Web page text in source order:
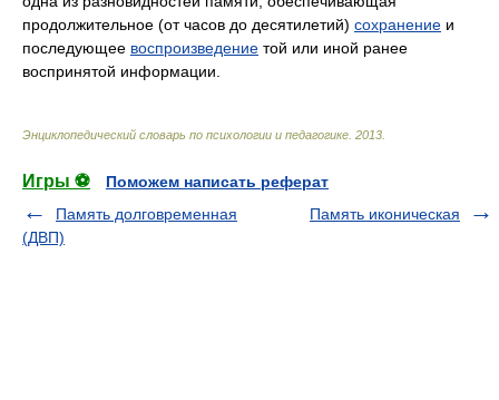
продолжительное (от часов до десятилетий) сохранение и
последующее воспроизведение той или иной ранее
воспринятой информации.
Энциклопедический словарь по психологии и педагогике 2013
Игры ⚽
Поможем написать реферат
Память долговременная
(ДВП)
Память иконическая